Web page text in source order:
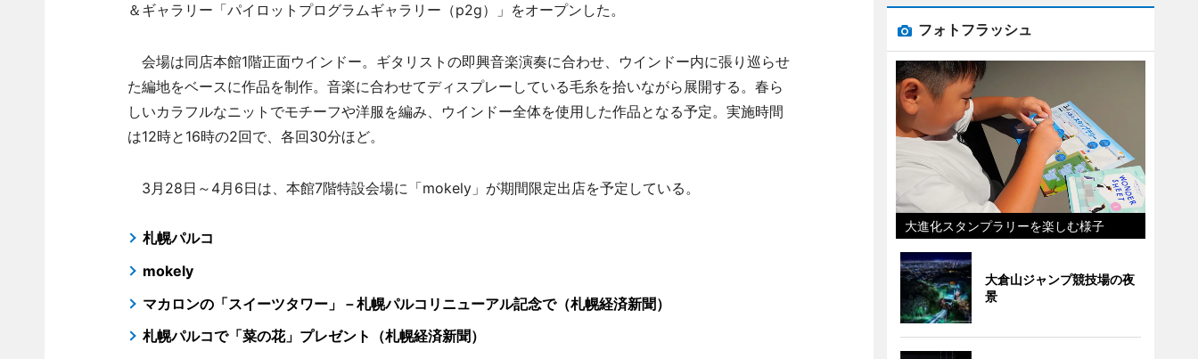
＆ギャラリー「パイロットプログラムギャラリー（p2g）」をオープンした。
会場は同店本館1階正面ウインドー。ギタリストの即興音楽演奏に合わせ、ウインドー内に張り巡らせ
た編地をベースに作品を制作。音楽に合わせてディスプレーしている毛糸を拾いながら展開する。春ら
しいカラフルなニットでモチーフや洋服を編み、ウインドー全体を使用した作品となる予定。実施時間
は12時と16時の2回で、各回30分ほど。
3月28日～4月6日は、本館7階特設会場に「mokely」が期間限定出店を予定している。
札幌パルコ
mokely
マカロンの「スイーツタワー」－札幌パルコリニューアル記念で（札幌経済新聞）
札幌パルコで「菜の花」プレゼント（札幌経済新聞）
フォトフラッシュ
大進化スタンプラリーを楽しむ様子
大倉山ジャンプ競技場の夜
景